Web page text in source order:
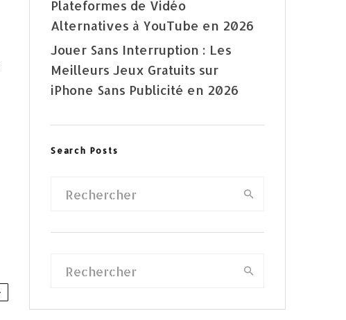
Plateformes de Vidéo
Alternatives à YouTube en 2026
Jouer Sans Interruption : Les
Meilleurs Jeux Gratuits sur
iPhone Sans Publicité en 2026
Search Posts